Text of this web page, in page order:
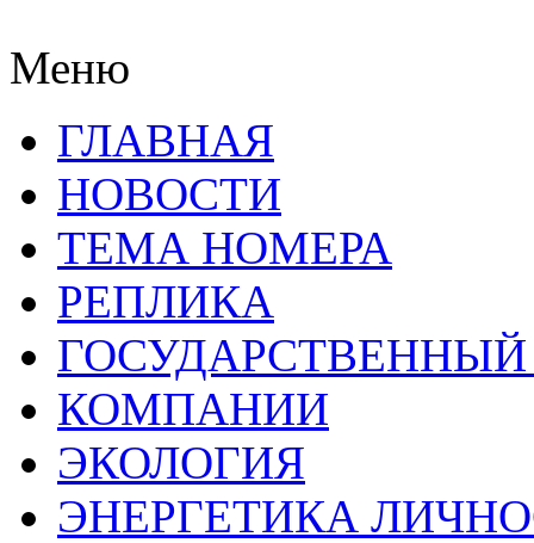
Меню
ГЛАВНАЯ
НОВОСТИ
ТЕМА НОМЕРА
РЕПЛИКА
КОМПАНИИ
ЭКОЛОГИЯ
ЭНЕРГЕТИКА